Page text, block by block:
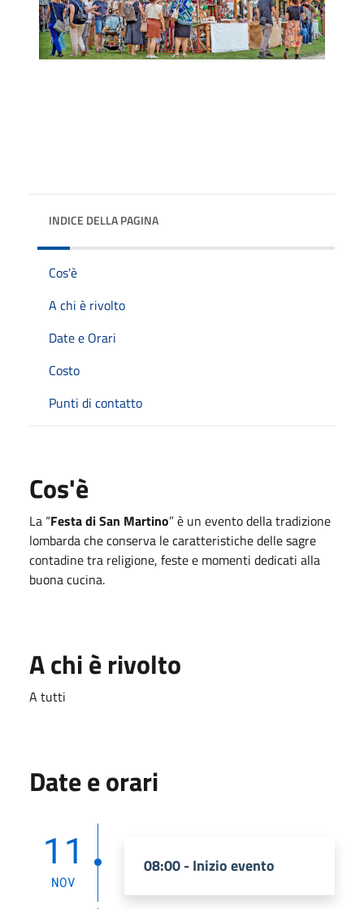
INDICE DELLA PAGINA
Cos'è
A chi è rivolto
Date e Orari
Costo
Punti di contatto
Cos'è
La “Festa di San Martino” è un evento della tradizione
lombarda che conserva le caratteristiche delle sagre
contadine tra religione, feste e momenti dedicati alla
buona cucina.
A chi è rivolto
A tutti
Date e orari
11
NOV
08:00 - Inizio evento